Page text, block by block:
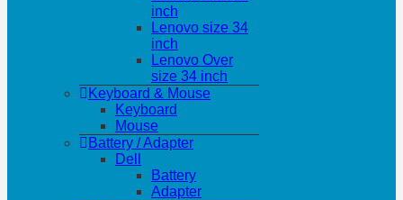
inch
Lenovo size 34
inch
Lenovo Over
size 34 inch
Keyboard & Mouse
Keyboard
Mouse
Battery / Adapter
Dell
Battery
Adapter